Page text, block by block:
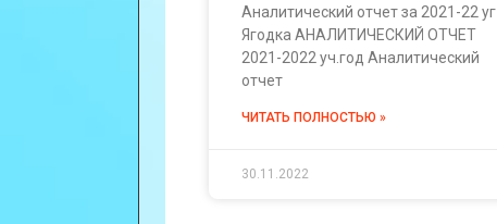
Аналитический отчет за 2021-22 уг
Ягодка АНАЛИТИЧЕСКИЙ ОТЧЕТ
2021-2022 уч.год Аналитический
отчет
ЧИТАТЬ ПОЛНОСТЬЮ »
30.11.2022